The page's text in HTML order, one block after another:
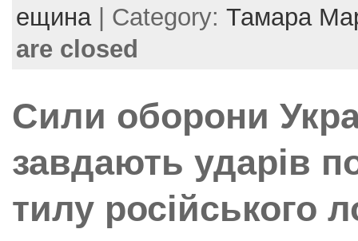
ещина| Category: Тамара
are closed
Сили оборони
завдають ударів
тилу російського